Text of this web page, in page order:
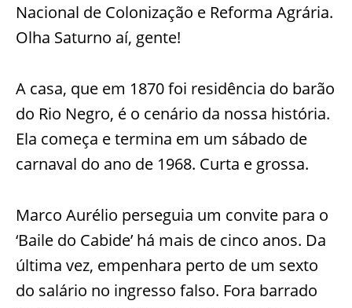
Nacional de Colonização e Reforma Agrária.
Olha Saturno aí, gente!
A casa, que em 1870 foi residência do barão
do Rio Negro, é o cenário da nossa história.
Ela começa e termina em um sábado de
carnaval do ano de 1968. Curta e grossa.
Marco Aurélio perseguia um convite para o
‘Baile do Cabide’ há mais de cinco anos. Da
última vez, empenhara perto de um sexto
do salário no ingresso falso. Fora barrado